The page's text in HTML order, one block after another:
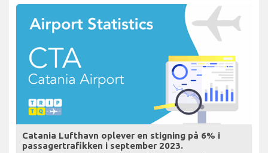
Catania Lufthavn oplever en stigning på 6% i
passagertrafikken i september 2023.